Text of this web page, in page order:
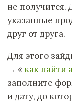
не получится.
указанные
друг от друга.
Для этого
→ « как найти
заполните
и дату, до